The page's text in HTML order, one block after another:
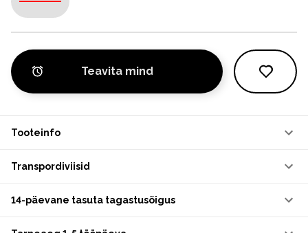
Teavita mind
Tooteinfo
Transpordiviisid
14-päevane tasuta tagastusõigus